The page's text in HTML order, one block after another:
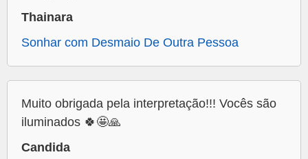
Thainara
Sonhar com Desmaio De Outra Pessoa
Muito obrigada pela interpretação!!! Vocês são
iluminados 🍀🤩🙏
Candida